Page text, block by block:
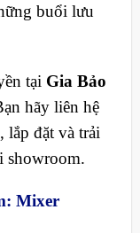
buổi lưu
tại Gia Bảo
hãy liên hệ
lắp đặt và trải
showroom.
Mixer